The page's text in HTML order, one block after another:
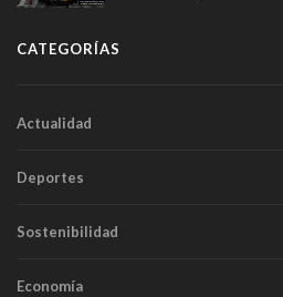
CATEGORÍAS
Actualidad
Deportes
Sostenibilidad
Economía